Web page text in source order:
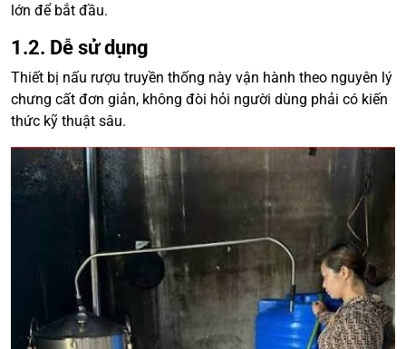
lớn để bắt đầu.
1.2. Dễ sử dụng
Thiết bị nấu rượu truyền thống này vận hành theo nguyên lý
chưng cất đơn giản, không đòi hỏi người dùng phải có kiến
thức kỹ thuật sâu.